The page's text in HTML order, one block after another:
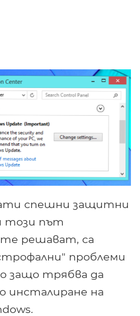
спешни защитни
този път
решават, са
проблеми
защо трябва да
на